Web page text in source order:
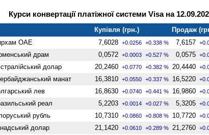
Курси конвертації платіжної системи Visa на
Купівля (грн.)
Продаж
ОАЕ 7,6028 +0.0256 +0.338 % 7,6157
драм 0,0572 +0.0003 +0.527 % 0,0575
долар 20,2460 +0.0770 +0.382 % 20,4440
манат 16,3810 +0.0550 +0.337 % 16,5220
лев 16,8630 +0.0740 +0.441 % 16,9860
реал 5,2203 +0.0014 +0.027 % 5,3205
рубль 10,7310 +0.0860 +0.808 % 10,7720
долар 21,1420 +0.0610 +0.289 % 21,2760